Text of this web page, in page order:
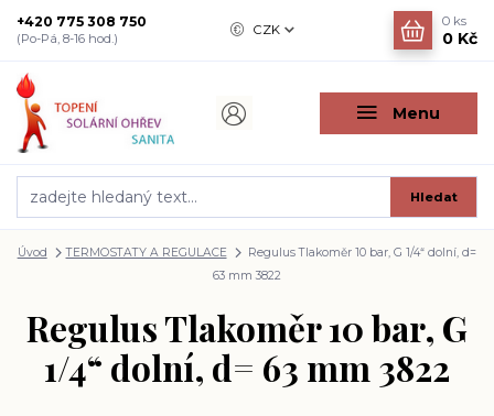
Menu
CZK
Hledat
+420 775 308 750
(Po-Pá, 8-16 hod.)
0 ks
0 Kč
Úvod TERMOSTATY A REGULACE
Regulus Tlakoměr 10 bar, G 1/4“ dolní, d=
63 mm 3822
Regulus Tlakoměr 10 bar, G
1/4“ dolní, d= 63 mm 3822